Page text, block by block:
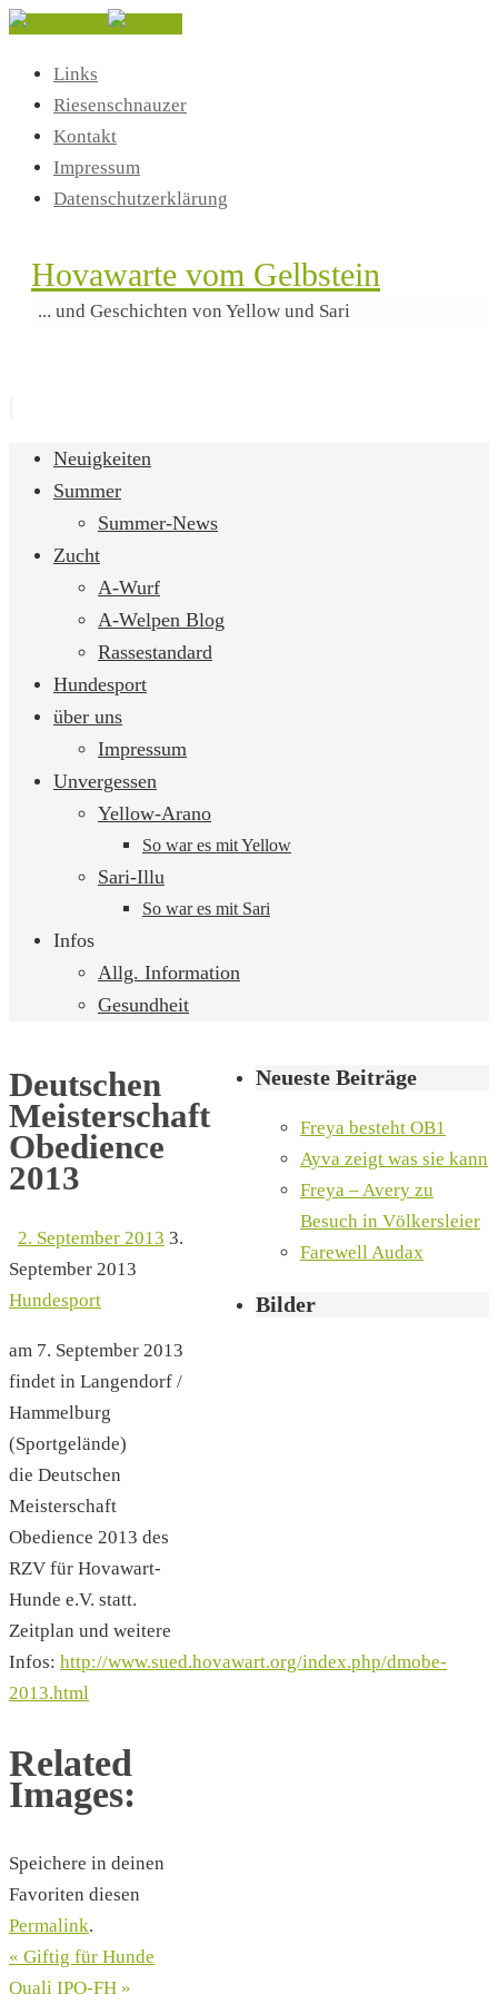
Links
Riesenschnauzer
Kontakt
Impressum
Datenschutzerklärung
Hovawarte vom Gelbstein
... und Geschichten von Yellow und Sari
Zum
Inhalt
Neuigkeiten
Summer
Summer-News
Zucht
A-Wurf
A-Welpen Blog
Rassestandard
Hundesport
über uns
Impressum
Unvergessen
Yellow-Arano
So war es mit Yellow
Sari-Illu
So war es mit Sari
Infos
Allg. Information
Gesundheit
Deutschen
Meisterschaft
Obedience
2013
2. September 2013 3.
September 2013
Hundesport
am 7. September 2013
findet in Langendorf /
Hammelburg
(Sportgelände)
die Deutschen
Meisterschaft
Obedience 2013 des
RZV für Hovawart-
Hunde e.V. statt.
Zeitplan und weitere
Infos: http://www.sued.hovawart.org/index.php/dmobe-
2013.html
Related
Images:
Speichere in deinen
Favoriten diesen
Permalink.
« Giftig für Hunde
Quali IPO-FH »
Neueste Beiträge
Freya besteht OB1
Ayva zeigt was sie kann
Freya – Avery zu
Besuch in Völkersleier
Farewell Audax
Bilder